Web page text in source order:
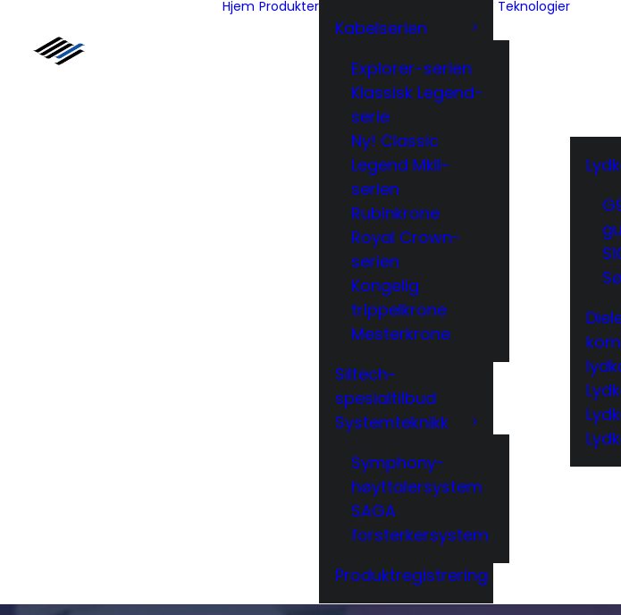
Hjem Produkter
Kabelserien
Explorer-serien
Klassisk Legend-
serie
Ny! Classic
Legend MkII-
serien
Rubinkrone
Royal Crown-
serien
Kongelig
trippelkrone
Mesterkrone
Siltech-
spesialtilbud
Systemteknikk
Symphony-
høyttalersystem
SAGA
forsterkersystem
Produktregistrering
Teknologier